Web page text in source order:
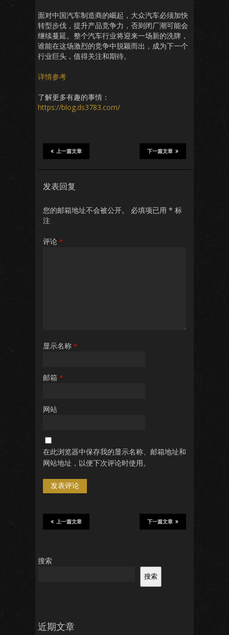
面对中国汽车制造商的崛起，大众汽车必须加快
转型步伐，提升产品竞争力，否则闭厂潮可能会
继续蔓延。整个汽车行业将迎来一场新的洗牌，
谁能在这场激烈的竞争中脱颖而出，成为下一个
行业巨头，值得关注和期待。
详情参考
了解更多有趣的事情：
https://blog.ds3783.com/
下一篇文章
上一篇文章
发表回复
您的邮箱地址不会被公开。 必填项已用 * 标
注
评论 *
显示名称 *
邮箱 *
网站
在此浏览器中保存我的显示名称、邮箱地址和
网站地址，以便下次评论时使用。
下一篇文章
上一篇文章
搜索
搜索
近期文章